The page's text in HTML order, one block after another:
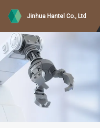
Jinhua Hantel Co., Ltd